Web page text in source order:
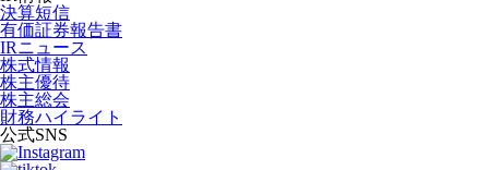
決算短信
有価証券報告書
IRニュース
株式情報
株主優待
株主総会
財務ハイライト
公式SNS